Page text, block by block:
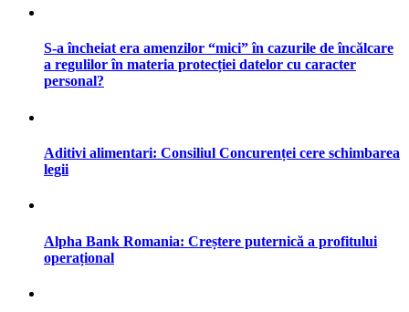
S-a încheiat era amenzilor “mici” în cazurile de încălcare
a regulilor în materia protecției datelor cu caracter
personal?
Aditivi alimentari: Consiliul Concurenței cere schimbarea
legii
Alpha Bank Romania: Creștere puternică a profitului
operațional